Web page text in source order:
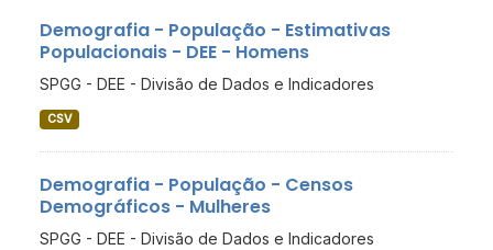
Demografia - População - Estimativas
Populacionais - DEE - Homens
SPGG - DEE - Divisão de Dados e Indicadores
CSV
Demografia - População - Censos
Demográficos - Mulheres
SPGG - DEE - Divisão de Dados e Indicadores